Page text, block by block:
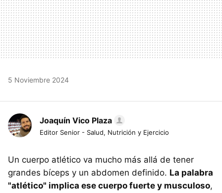
5 Noviembre 2024
Joaquín Vico Plaza
Editor Senior - Salud, Nutrición y Ejercicio
Un cuerpo atlético va mucho más allá de tener
grandes bíceps y un abdomen definido. La palabra
"atlético" implica ese cuerpo fuerte y musculoso,